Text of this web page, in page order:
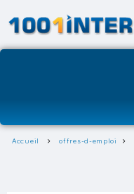
Accueil offres-d-emploi